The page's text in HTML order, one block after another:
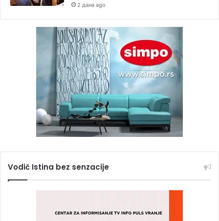
2 дана ago
Vodič Istina bez senzacije